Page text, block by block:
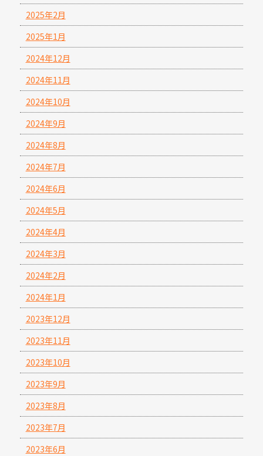
2025年2月
2025年1月
2024年12月
2024年11月
2024年10月
2024年9月
2024年8月
2024年7月
2024年6月
2024年5月
2024年4月
2024年3月
2024年2月
2024年1月
2023年12月
2023年11月
2023年10月
2023年9月
2023年8月
2023年7月
2023年6月